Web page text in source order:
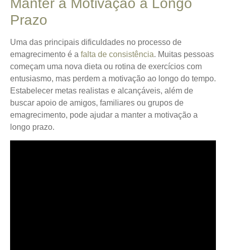
Manter a Motivação a Longo
Prazo
Uma das principais dificuldades no processo de
emagrecimento é a falta de consistência. Muitas pessoas
começam uma nova dieta ou rotina de exercícios com
entusiasmo, mas perdem a motivação ao longo do tempo.
Estabelecer metas realistas e alcançáveis, além de
buscar apoio de amigos, familiares ou grupos de
emagrecimento, pode ajudar a manter a motivação a
longo prazo.